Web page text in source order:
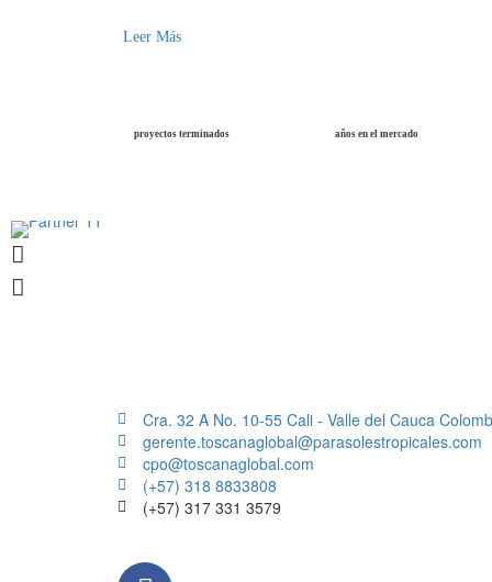
Leer Más
proyectos terminados años en el mercado
Cra. 32 A No. 10-55 Cali - Valle del Cauca
gerente.toscanaglobal@parasolestropicales.com
cpo@toscanaglobal.com
(+57) 318 8833808
(+57) 317 331 3579